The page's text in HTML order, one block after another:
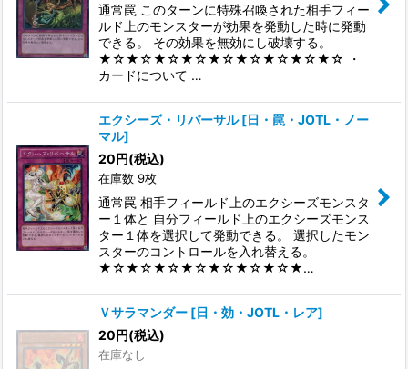
通常罠 このターンに特殊召喚された相手フィー
ルド上のモンスターが効果を発動した時に発動
できる。 その効果を無効にし破壊する。
★☆★☆★☆★☆★☆★☆★☆★☆★☆ ・
カードについて …
エクシーズ・リバーサル [日・罠・JOTL・ノー
マル]
20円(税込)
在庫数 9枚
通常罠 相手フィールド上のエクシーズモンスタ
ー１体と 自分フィールド上のエクシーズモンス
ター１体を選択して発動できる。 選択したモン
スターのコントロールを入れ替える。
★☆★☆★☆★☆★☆★☆★☆★…
Ｖサラマンダー [日・効・JOTL・レア]
20円(税込)
在庫なし